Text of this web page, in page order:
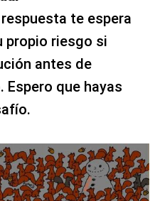
te espera
propio riesgo si
antes de
que hayas